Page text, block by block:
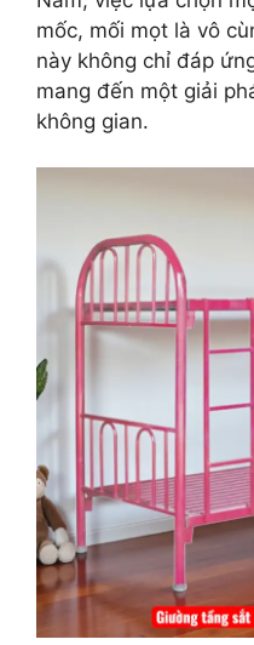
mốc, mối mọt là vô
này không chỉ đáp
mang đến một giải
không gian.